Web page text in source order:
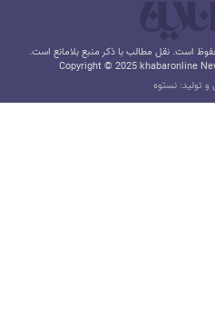
است. نقل مطالب با ذکر منبع بلامانع است.
Copyright © 2025 khabaronline
تولید: نستوه